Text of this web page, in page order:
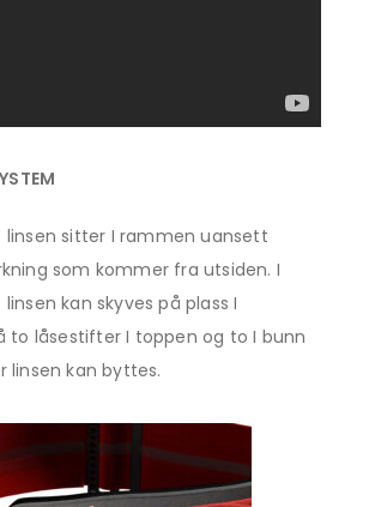
sitter I rammen uansett
som kommer fra utsiden. I
kan skyves på plass I
to låsestifter I toppen og to I bunn
linsen kan byttes.